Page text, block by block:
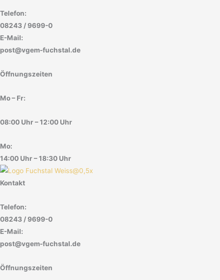
Telefon:
08243 / 9699-0
E-Mail:
post@vgem-fuchstal.de
Öffnungszeiten
Mo – Fr:
08:00 Uhr – 12:00 Uhr
Mo:
14:00 Uhr – 18:30 Uhr
Kontakt
Telefon:
08243 / 9699-0
E-Mail:
post@vgem-fuchstal.de
Öffnungszeiten